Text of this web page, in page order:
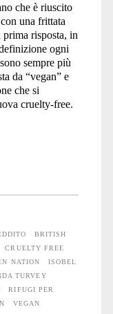
che è riuscito
una frittata
prima risposta, in
ogni
sempre più
da “vegan” e
che si
cruelty-free.
BRITISH
CRUELTY FREE
NATION
ISOBEL
TURVEY
RIFUGI PER
VEGAN